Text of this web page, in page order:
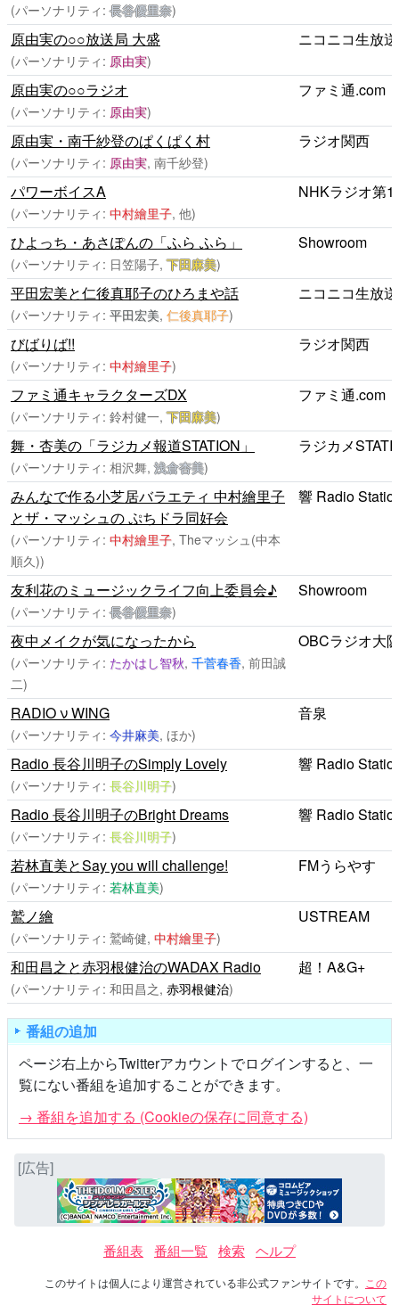
(パーソナリティ:長谷優里奈)
原由実の○○放送局 大盛
(パーソナリティ: 原由実)
ニコニコ生放送
原由実の○○ラジオ
(パーソナリティ: 原由実)
ファミ通.com
原由実・南千紗登のぱくぱく村
(パーソナリティ: 原由実, 南千紗登)
ラジオ関西
パワーボイスA
(パーソナリティ: 中村繪里子, 他)
NHKラジオ第1
ひよっち・あさぽんの「ふら ふら」
(パーソナリティ: 日笠陽子,下田麻美)
Showroom
平田宏美と仁後真耶子のひろまや話
(パーソナリティ: 平田宏美, 仁後真耶子)
ニコニコ生放送
びばりば!!
(パーソナリティ: 中村繪里子)
ラジオ関西
ファミ通キャラクターズDX
(パーソナリティ: 鈴村健一,下田麻美)
ファミ通.com
舞・杏美の「ラジカメ報道STATION」
(パーソナリティ: 相沢舞,浅倉杏美)
ラジカメ
みんなで作る小芝居バラエティ 中村繪里子
とザ・マッシュの ぷちドラ同好会
(パーソナリティ: 中村繪里子, Theマッシュ(中本
順久))
響 Radio
友利花のミュージックライフ向上委員会♪
(パーソナリティ:長谷優里奈)
Showroom
夜中メイクが気になったから
(パーソナリティ: たかはし智秋, 千菅春香, 前田誠
二)
OBCラジオ大
RADIO ν WING
(パーソナリティ: 今井麻美, ほか)
音泉
Radio 長谷川明子のSimply Lovely
(パーソナリティ: 長谷川明子)
響 Radio
Radio 長谷川明子のBright Dreams
(パーソナリティ: 長谷川明子)
響 Radio
若林直美とSay you will challenge!
(パーソナリティ: 若林直美)
FMうらやす
鷲ノ繪
(パーソナリティ: 鷲崎健, 中村繪里子)
USTREAM
和田昌之と赤羽根健治のWADAX Radio
(パーソナリティ: 和田昌之, 赤羽根健治)
超！A&G+
番組の追加
ページ右上からTwitterアカウントでログインすると、一
覧にない番組を追加することができます。
→ 番組を追加する (Cookieの保存に同意する)
[広告]
番組表 番組一覧 検索 ヘルプ
このサイトは個人により運営されている非公式ファンサイトです。
この
サイトについて